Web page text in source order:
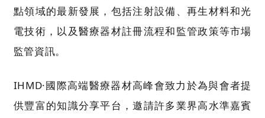
點領域的最新發展，包括注射設備、再生材料和光
電技術，以及醫療器材註冊流程和監管政策等市場
監管資訊。
IHMD·國際高端醫療器材高峰會致力於為與會者提
供豐富的知識分享平台，邀請許多業界高水準嘉賓